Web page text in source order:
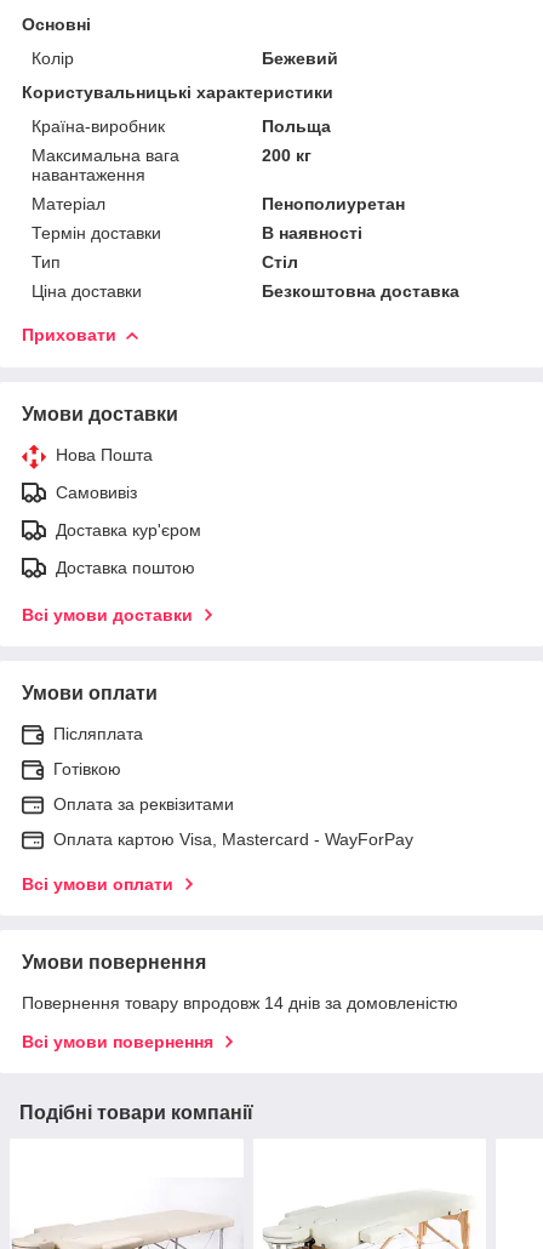
Основні
Колір
Бежевий
Користувальницькі характеристики
Країна-виробник
Польща
Максимальна вага
навантаження
200 кг
Матеріал
Пенополиуретан
Термін доставки
В наявності
Тип
Стіл
Ціна доставки
Безкоштовна доставка
Приховати
Умови доставки
Нова Пошта
Самовивіз
Доставка кур'єром
Доставка поштою
Всі умови доставки
Умови оплати
Післяплата
Готівкою
Оплата за реквізитами
Оплата картою Visa, Mastercard - WayForPay
Всі умови оплати
Умови повернення
Повернення товару впродовж 14 днів за домовленістю
Всі умови повернення
Подібні товари компанії